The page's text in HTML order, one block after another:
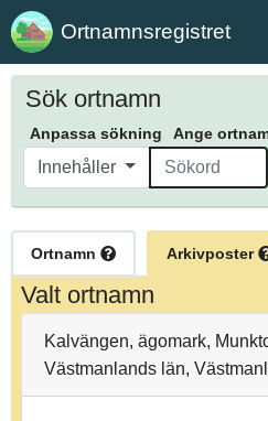
Ortnamnsregistret
Sök ortnamn
Anpassa sökning Ange
Innehåller
Ortnamn Arkivposter
Valt ortnamn
Kalvängen, ägomark,
Västmanlands län,